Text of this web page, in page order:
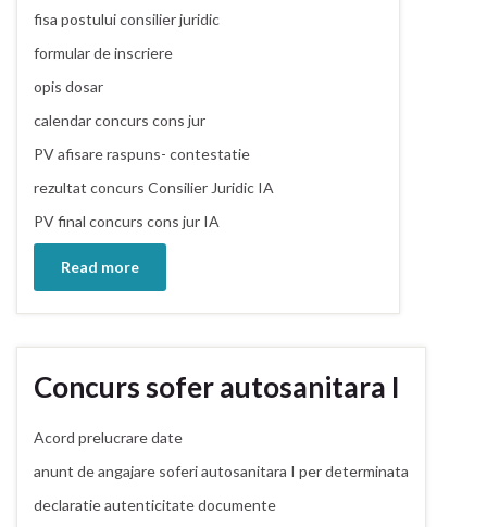
fisa postului consilier juridic
formular de inscriere
opis dosar
calendar concurs cons jur
PV afisare raspuns- contestatie
rezultat concurs Consilier Juridic IA
PV final concurs cons jur IA
Read more
Concurs sofer autosanitara I
Acord prelucrare date
anunt de angajare soferi autosanitara I per determinata
declaratie autenticitate documente